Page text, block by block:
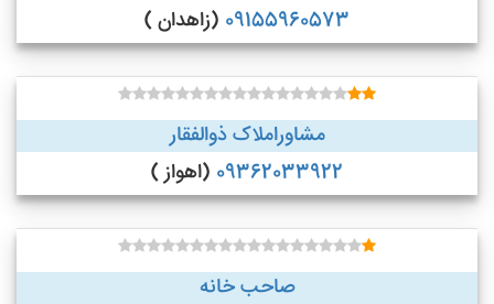
09155960573 (زاهدان )
مشاوراملاک ذوالفقار
09362033922 (اهواز )
صاحب خانه